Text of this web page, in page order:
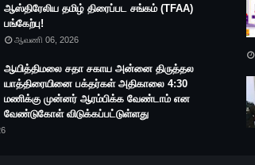
ஆஸ்திரேலிய தமிழ் திரைப்பட சங்கம் (TFAA)
பங்கேற்பு!
ஆவணி 06, 2026
ஆயித்திமலை சதா சகாய அன்னை திருத்தல
யாத்திரையினை பக்தர்கள் அதிகாலை 4:30
மணிக்கு முன்னர் ஆரம்பிக்க வேண்டாம் என
வேண்டுகோள் விடுக்கப்பட்டுள்ளது